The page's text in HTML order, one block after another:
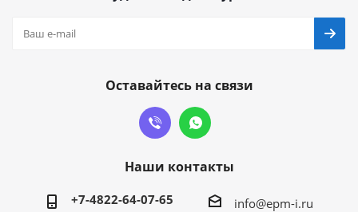
Оставайтесь на связи
Наши контакты
+7-4822-64-07-65 info@epm-i.ru